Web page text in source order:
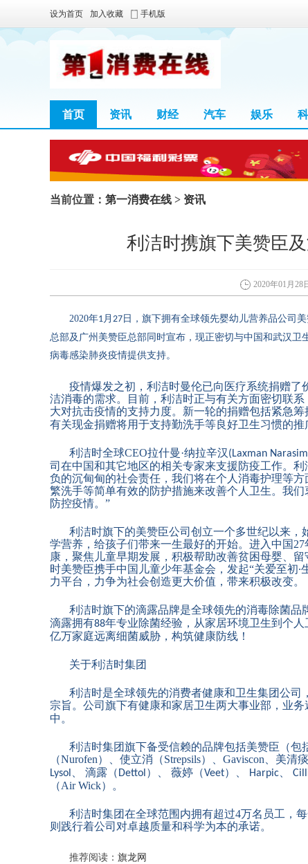
设为首页 加入收藏 手机版
首页 资讯 财经 汽车 娱乐
当前位置： 第一消费在线 > 资讯
利洁时携旗下美赞臣
2020年01月28
2020年1月 27 日，旗下拥有全球领先婴幼儿营养品公司
总部及广州美赞臣总部同时宣布，现正密切与中国和武汉
病毒感染肺炎疫情提供支持。
疫情爆发之初，利洁时曼伦已向医疗系统捐赠了
洁消毒的需求。目前，利洁时正与有关方面密切联
大对抗击疫情的支持力度。 新一轮的捐赠包括紧急筹
有关现金捐赠将用于支持勤洗手等良好卫生习惯的
利洁时全球CEO拉什曼·纳拉辛汉(Laxman
司在中国和其它地区的相关专家来支援防疫工作。 利
负的沉甸甸的社会责任， 我们将在个人消毒护理等
繁洗手等简单有效的防护措施来改善个人卫生。我
防控疫情。 ”
利洁时旗下的美赞臣公司创立一个多世纪以来
学营养，给孩子们带来一生最好的开始。进入中国 27
康，聚焦儿童早期发展，积极帮助改善贫困母婴、
时美赞臣携手中国儿童少年基金会，发起“关爱至初∙
力平台，力争为社会创造更大价值，带来积极改变。
利洁时旗下的滴露品牌是全球领先的消毒除菌品
滴露拥有88年专业除菌经验，从家居环境卫生到个
亿万家庭远离细菌威胁，构筑健康防线！
关于利洁时集团
利洁时是全球领先的消费者健康和卫生集团公司
宗旨。公司旗下有健康和家居卫生两大事业部，业务
中。
利洁时集团旗下备受信赖的品牌包括美赞臣（
（Nurofen）、使立消（Strepsils）、 Gaviscon 、美清
Lysol 、 滴露（ Dettol ）、 薇婷（Veet）、 Harpic
（Air Wick）。
利洁时集团在全球范围内拥有超过4万名员工，
则践行着公司对卓越质量和科学为本的承诺。
推荐阅读： 旗龙网